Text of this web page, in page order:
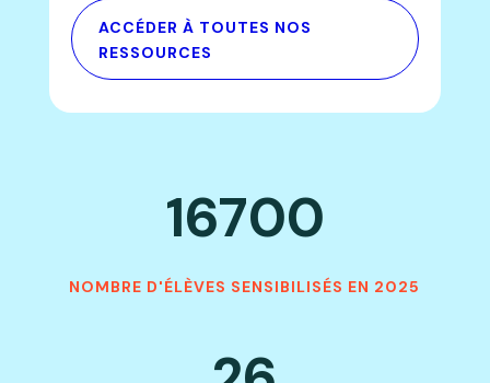
ACCÉDER À TOUTES NOS
RESSOURCES
16700
NOMBRE D'ÉLÈVES SENSIBILISÉS EN 2025